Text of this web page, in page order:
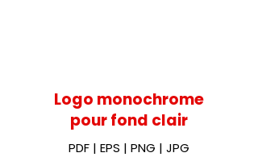
Logo monochrome
pour fond clair
PDF | EPS | PNG | JPG